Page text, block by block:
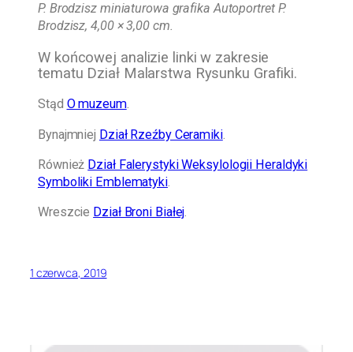
P. Brodzisz miniaturowa grafika Autoportret P.
Brodzisz, 4,00 × 3,00 cm.
W końcowej analizie linki w zakresie
tematu Dział Malarstwa Rysunku Grafiki.
Stąd O muzeum.
Bynajmniej Dział Rzeźby Ceramiki.
Również Dział Falerystyki Weksylologii Heraldyki
Symboliki Emblematyki.
Wreszcie Dział Broni Białej.
1 czerwca, 2019